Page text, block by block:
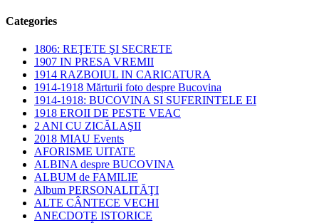
Categories
1806: REŢETE ŞI SECRETE
1907 IN PRESA VREMII
1914 RAZBOIUL IN CARICATURA
1914-1918 Mărturii foto despre Bucovina
1914-1918: BUCOVINA SI SUFERINTELE EI
1918 EROII DE PESTE VEAC
2 ANI CU ZICĂLAŞII
2018 MIAU Events
AFORISME UITATE
ALBINA despre BUCOVINA
ALBUM de FAMILIE
Album PERSONALITĂŢI
ALTE CÂNTECE VECHI
ANECDOTE ISTORICE